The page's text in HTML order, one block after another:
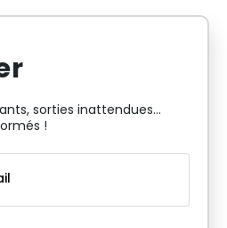
sorties inattendues…
!